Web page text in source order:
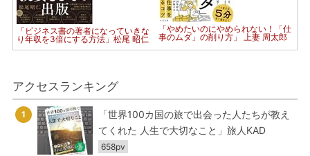
「ビジネス書の著者になっていきな
り年収を3倍にする方法」松尾 昭仁
「やめたいのにやめられない！「仕
事のムダ」の削り方」 上妻 周太郎
アクセスランキング
1
「世界100カ国の旅で出会った人たちが教え
てくれた 人生で大切なこと」旅人KAD
658pv